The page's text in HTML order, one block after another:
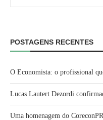
POSTAGENS RECENTES
O Economista: o profissional
Lucas Lautert Dezordi
Uma homenagem do